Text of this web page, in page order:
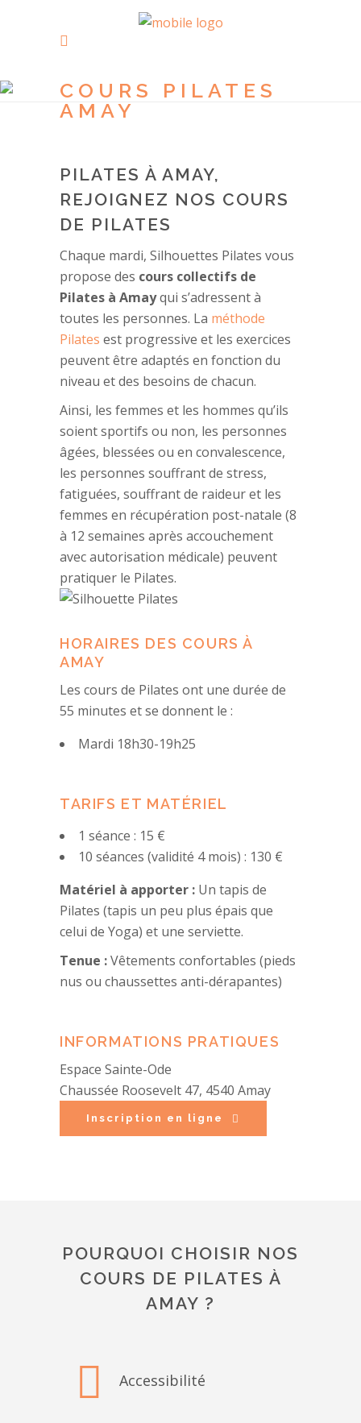
COURS PILATES
AMAY
PILATES À AMAY,
REJOIGNEZ NOS COURS
DE PILATES
Chaque mardi, Silhouettes Pilates vous
propose des cours collectifs de
Pilates à Amayqui s’adressent à
toutes les personnes. La méthode
Pilates est progressive et les exercices
peuvent être adaptés en fonction du
niveau et des besoins de chacun.
Ainsi, les femmes et les hommes qu’ils
soient sportifs ou non, les personnes
âgées, blessées ou en convalescence,
les personnes souffrant de stress,
fatiguées, souffrant de raideur et les
femmes en récupération post-natale (8
à 12 semaines après accouchement
avec autorisation médicale) peuvent
pratiquer le Pilates.
HORAIRES DES COURS À
AMAY
Les cours de Pilates ont une durée de
55 minutes et se donnent le :
Mardi 18h30-19h25
TARIFS ET MATÉRIEL
1 séance : 15 €
10 séances (validité 4 mois) : 130 €
Matériel à apporter : Un tapis de
Pilates (tapis un peu plus épais que
celui de Yoga) et une serviette.
Tenue :Vêtements confortables (pieds
nus ou chaussettes anti-dérapantes)
INFORMATIONS PRATIQUES
Espace Sainte-Ode
Chaussée Roosevelt 47, 4540 Amay
Inscription en ligne
POURQUOI CHOISIR NOS
COURS DE PILATES À
AMAY ?
Accessibilité